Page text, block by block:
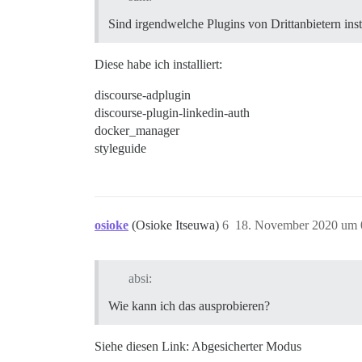
Sind irgendwelche Plugins von Drittanbietern
Diese habe ich installiert:
discourse-adplugin
discourse-plugin-linkedin-auth
docker_manager
styleguide
osioke (Osioke Itseuwa) 18. November 2020 um
6
absi:
Wie kann ich das ausprobieren?
Siehe diesen Link: Abgesicherter Modus